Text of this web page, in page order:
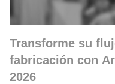
Transforme su
fabricación con
2026